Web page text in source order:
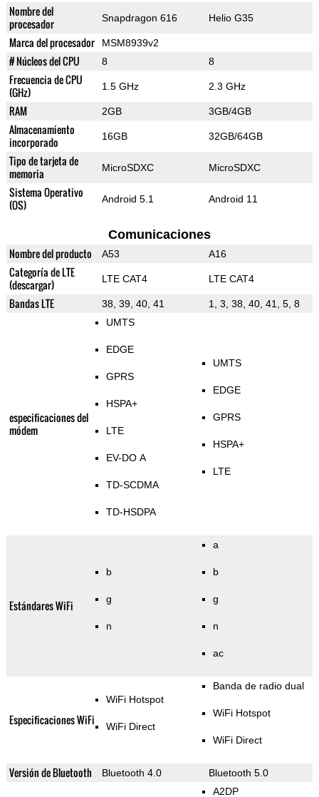
Nombre del
procesador
Snapdragon 616 Helio G35
Marca del procesador MSM8939v2
# Núcleos del CPU 8 8
Frecuencia de CPU
(GHz)
1.5 GHz 2.3 GHz
RAM 2GB 3GB/4GB
Almacenamiento
incorporado
16GB 32GB/64GB
Tipo de tarjeta de
memoria
MicroSDXC MicroSDXC
Sistema Operativo
(OS)
Android 5.1 Android 11
Comunicaciones
Nombre del producto A53 A16
Categoría de LTE
(descargar)
LTE CAT4 LTE CAT4
Bandas LTE 38, 39, 40, 41 1, 3, 38, 40, 41, 5, 8
especificaciones del
módem
UMTS
EDGE
GPRS
HSPA+
LTE
EV-DO A
TD-SCDMA
TD-HSDPA
UMTS
EDGE
GPRS
HSPA+
LTE
Estándares WiFi
b
g
n
a
b
g
n
ac
Especificaciones WiFi
WiFi Hotspot
WiFi Direct
Banda de radio dual
WiFi Hotspot
WiFi Direct
Versión de Bluetooth Bluetooth 4.0 Bluetooth 5.0
A2DP